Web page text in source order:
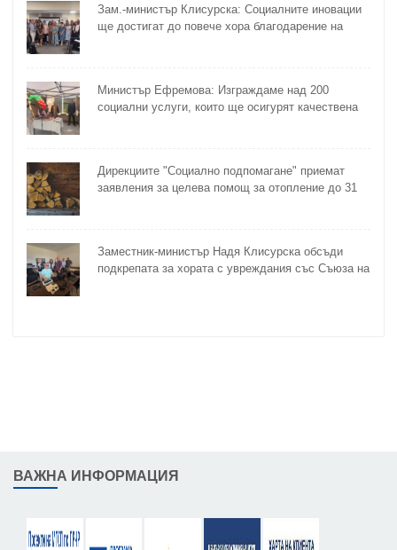
Зам.-министър Клисурска: Социалните иновации
ще достигат до повече хора благодарение на
Министър Ефремова: Изграждаме над 200
социални услуги, които ще осигурят качествена
Дирекциите "Социално подпомагане" приемат
заявления за целева помощ за отопление до 31
Заместник-министър Надя Клисурска обсъди
подкрепата за хората с увреждания със Съюза на
ВАЖНА ИНФОРМАЦИЯ